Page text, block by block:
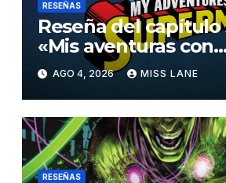
RESEÑAS
Reseña del capítulo
«Mis aventuras con
Superman»
AGO 4, 2026 MISS LANE
RESEÑAS